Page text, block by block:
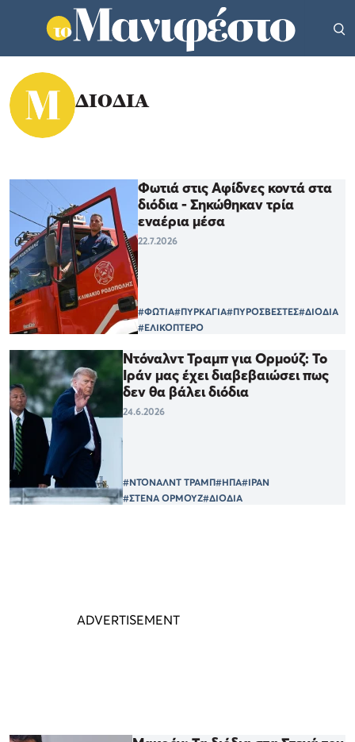
ΔΙΟΔΙΑ
Φωτιά στις Αφίδνες κοντά στα
διόδια - Σηκώθηκαν τρία
εναέρια μέσα
22.7.2026
#ΦΩΤΙΑ#ΠΥΡΚΑΓΙΑ#ΠΥΡΟΣΒΕΣΤΕΣ#ΔΙΟΔΙΑ
#ΕΛΙΚΟΠΤΕΡΟ
Ντόναλντ Τραμπ για Ορμούζ: Το
Ιράν μας έχει διαβεβαιώσει πως
δεν θα βάλει διόδια
24.6.2026
#ΝΤΟΝΑΛΝΤ ΤΡΑΜΠ#ΗΠΑ#ΙΡΑΝ
#ΣΤΕΝΑ ΟΡΜΟΥΖ#ΔΙΟΔΙΑ